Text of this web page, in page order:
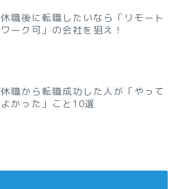
休職後に転職したいなら「リモート
ワーク可」の会社を狙え！
休職から転職成功した人が「やって
よかった」こと10選